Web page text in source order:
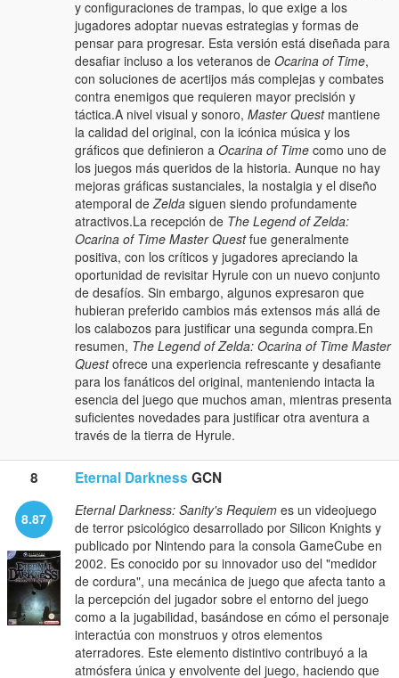
y configuraciones de trampas, lo que exige a los
jugadores adoptar nuevas estrategias y formas de
pensar para progresar. Esta versión está diseñada para
desafiar incluso a los veteranos de Ocarina of Time,
con soluciones de acertijos más complejas y combates
contra enemigos que requieren mayor precisión y
táctica.A nivel visual y sonoro, Master Questmantiene
la calidad del original, con la icónica música y los
gráficos que definieron a Ocarina of Time como uno de
los juegos más queridos de la historia. Aunque no hay
mejoras gráficas sustanciales, la nostalgia y el diseño
atemporal deZelda siguen siendo profundamente
atractivos.La recepción de The Legend of Zelda:
Ocarina of Time Master Questfue generalmente
positiva, con los críticos y jugadores apreciando la
oportunidad de revisitar Hyrule con un nuevo conjunto
de desafíos. Sin embargo, algunos expresaron que
hubieran preferido cambios más extensos más allá de
los calabozos para justificar una segunda compra.En
resumen, The Legend of Zelda: Ocarina of Time Master
Questofrece una experiencia refrescante y desafiante
para los fanáticos del original, manteniendo intacta la
esencia del juego que muchos aman, mientras presenta
suficientes novedades para justificar otra aventura a
través de la tierra de Hyrule.
8 Eternal Darkness GCN
8.87 Eternal Darkness: Sanity's Requiem es un videojuego
de terror psicológico desarrollado por Silicon Knights y
publicado por Nintendo para la consola GameCube en
2002. Es conocido por su innovador uso del "medidor
de cordura", una mecánica de juego que afecta tanto a
la percepción del jugador sobre el entorno del juego
como a la jugabilidad, basándose en cómo el personaje
interactúa con monstruos y otros elementos
aterradores. Este elemento distintivo contribuyó a la
atmósfera única y envolvente del juego, haciendo que